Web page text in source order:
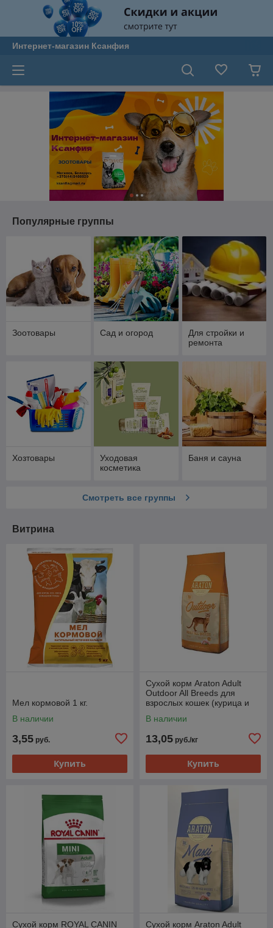
Интернет-магазин Ксанфия
Популярные группы
Зоотовары Сад и огород
Для стройки и
ремонта
Хозтовары
Уходовая
косметика
Баня и сауна
Смотреть все группы
Витрина
Мел кормовой 1 кг.
В наличии
3,55 руб.
Купить
Сухой корм Araton Adult
Outdoor All Breeds для
взрослых кошек (курица и
В наличии
13,05 руб./кг
Купить
Сухой корм ROYAL CANIN
Сухой корм Araton Adult